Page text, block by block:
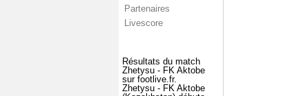
Partenaires
Livescore
Résultats du match
Zhetysu - FK Aktobe
sur footlive.fr.
Zhetysu - FK Aktobe